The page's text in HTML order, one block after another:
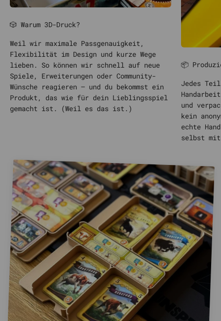
🎲 Warum 3D-Druck?
Weil wir maximale Passgenauigkeit,
Flexibilität im Design und kurze Wege
lieben. So können wir schnell auf neue
Spiele, Erweiterungen oder Community-
Wünsche reagieren – und du bekommst ein
Produkt, das wie für dein Lieblingsspiel
gemacht ist. (Weil es das ist.)
📦
Jedes
und
kein
echte
selbst